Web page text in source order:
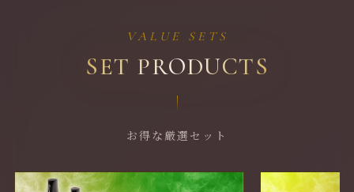
VALUE SETS
SET PRODUCTS
お得な厳選セット